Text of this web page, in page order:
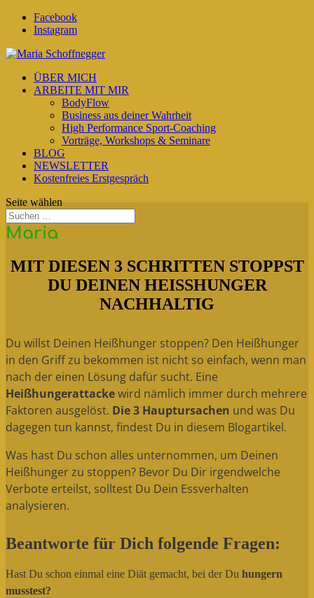
Facebook
Instagram
ÜBER MICH
ARBEITE MIT MIR
BodyFlow
Business aus deiner Wahrheit
High Performance Sport-Coaching
Vorträge, Workshops & Seminare
BLOG
NEWSLETTER
Kostenfreies Erstgespräch
Seite wählen
Maria
MIT DIESEN 3 SCHRITTEN STOPPST
DU DEINEN HEISSHUNGER
NACHHALTIG
Du willst Deinen Heißhunger stoppen? Den Heißhunger
in den Griff zu bekommen ist nicht so einfach, wenn man
nach der einen Lösung dafür sucht. Eine
Heißhungerattackewird nämlich immer durch mehrere
Faktoren ausgelöst. Die 3 Hauptursachen und was Du
dagegen tun kannst, findest Du in diesem Blogartikel.
Was hast Du schon alles unternommen, um Deinen
Heißhunger zu stoppen? Bevor Du Dir irgendwelche
Verbote erteilst, solltest Du Dein Essverhalten
analysieren.
Beantworte für Dich folgende Fragen:
Hast Du schon einmal eine Diät gemacht, bei der Du hungern
musstest?